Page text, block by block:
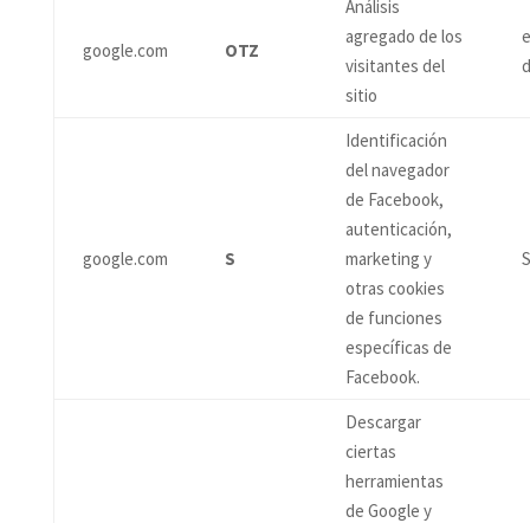
google.com OTZ
Análisis
agregado de los
visitantes del
sitio
google.com S
Identificación
del navegador
de Facebook,
autenticación,
marketing y
otras cookies
de funciones
específicas de
Facebook.
Descargar
ciertas
herramientas
de Google y